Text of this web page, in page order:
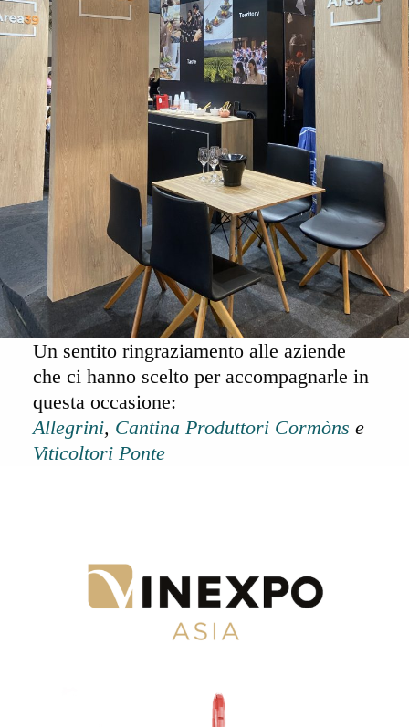
Un sentito ringraziamento alle aziende
che ci hanno scelto per accompagnarle in
questa occasione:
Allegrini, Cantina Produttori Cormòns e
Viticoltori Ponte